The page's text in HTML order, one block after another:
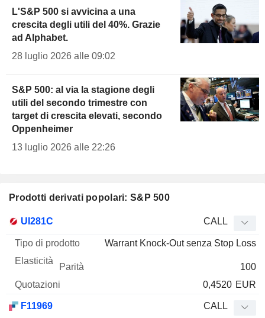
Prodotti derivati popolari: S&P 500
UI281C CALL
Warrant Knock-Out senza Stop Loss
100
0,4520 EUR
F11969 CALL
L'S&P 500 si avvicina a una
crescita degli utili del 40%. Grazie
ad Alphabet.
28 luglio 2026 alle 09:02
S&P 500: al via la stagione degli
utili del secondo trimestre con
target di crescita elevati, secondo
Oppenheimer
13 luglio 2026 alle 22:26